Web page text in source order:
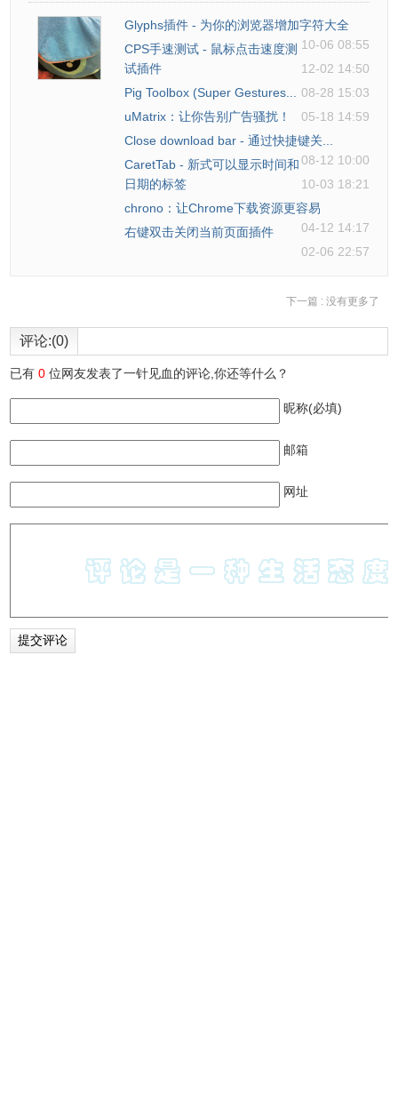
Glyphs插件 - 为你的浏览器增加字符大全
10-06 08:55
CPS手速测试 - 鼠标点击速度测
试插件
12-02 14:50
Pig Toolbox (Super Gestures...
08-28 15:03
uMatrix：让你告别广告骚扰！
05-18 14:59
Close download bar - 通过快捷键关...
08-12 10:00
CaretTab - 新式可以显示时间和
日期的标签
10-03 18:21
chrono：让Chrome下载资源更容易
04-12 14:17
右键双击关闭当前页面插件
02-06 22:57
下一篇 : 没有更多了
评论:(0)
已有0 位网友发表了一针见血的评论,你还等什么？
昵称(必填)
邮箱
网址